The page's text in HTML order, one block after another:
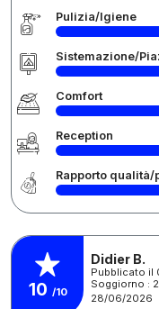
Pulizia/Igiene
Sistemazione/
Comfort
Reception
Rapporto qualità/
10 /10
Didier B.
Pubblicato il
Soggiorno :
28/06/2026